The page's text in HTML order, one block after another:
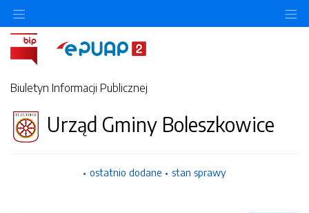
Biuletyn Informacji Publicznej
Urząd Gminy Boleszkowice
ostatnio dodane stan sprawy